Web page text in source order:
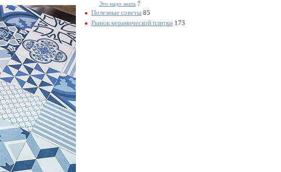
Это надо знать 7
Полезные советы 85
Рынок керамической плитки 173